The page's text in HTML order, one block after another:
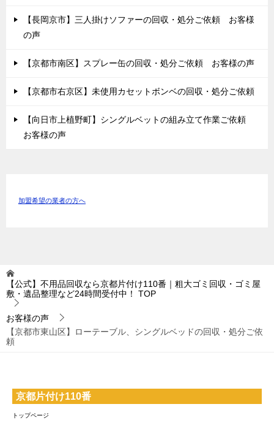
【長岡京市】三人掛けソファーの回収・処分ご依頼 お客様
の声
【京都市南区】スプレー缶の回収・処分ご依頼 お客様の声
【京都市右京区】未使用カセットボンベの回収・処分ご依頼
【向日市上植野町】シングルベットの組み立て作業ご依頼
お客様の声
加盟希望の業者の方へ
【公式】不用品回収なら京都片付け110番｜粗大ゴミ回収・ゴミ屋
敷・遺品整理など24時間受付中！
TOP
お客様の声
【京都市東山区】ローテーブル、シングルベッドの回収・処分ご依
頼
京都片付け110番
トップページ